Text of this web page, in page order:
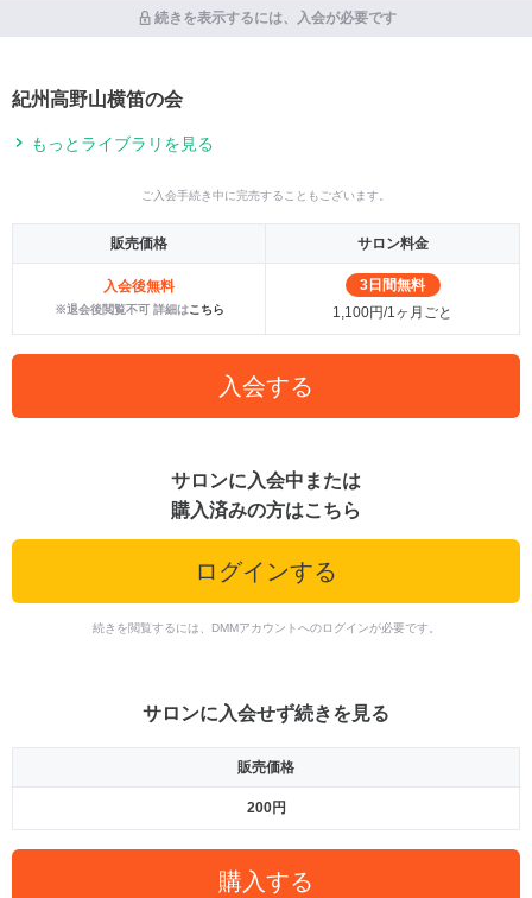
続きを表示するには、入会が必要です
紀州高野山横笛の会
もっとライブラリを見る
ご入会手続き中に完売することもございます。
販売価格 サロン料金
入会後無料
※退会後閲覧不可 詳細はこちら
3日間無料
1,100円/1ヶ月ごと
入会する
サロンに入会中または
購入済みの方はこちら
ログインする
続きを閲覧するには、DMMアカウントへのログインが必要です。
サロンに入会せず続きを見る
販売価格
200円
購入する